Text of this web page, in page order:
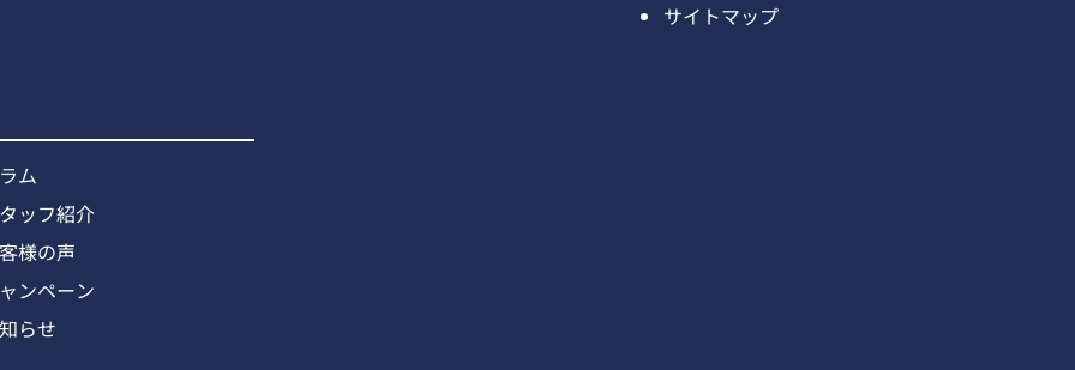
サイトマップ
ム
ッフ紹介
様の声
ンペーン
らせ